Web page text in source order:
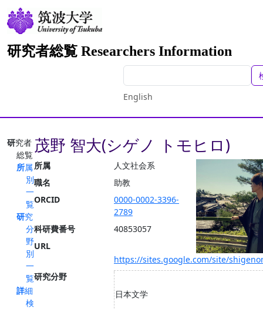
研究者総覧 Researchers Information
English
研究者
総覧
所属
別
一
覧
研究
分
野
別
一
覧
詳細
検
茂野 智大(シゲノ トモヒロ)
所属
人文社会系
職名
助教
ORCID
0000-0002-3396-
2789
科研費番号
40853057
URL
https://sites.google.com/site/
研究分野
日本文学